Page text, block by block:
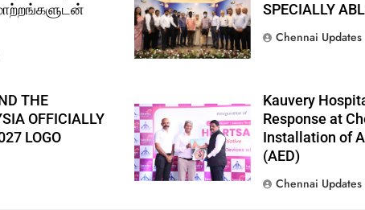
SPECIALLY
Chennai Updates
THE
OFFICIALLY
LOGO
Kauvery
Response at
Installation of
(AED)
Chennai Updates